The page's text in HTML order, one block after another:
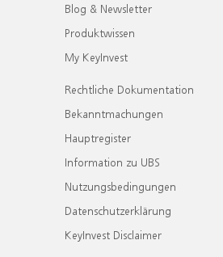
Blog & Newsletter
Produktwissen
My KeyInvest
Rechtliche Dokumentation
Bekanntmachungen
Hauptregister
Information zu UBS
Nutzungsbedingungen
Datenschutzerklärung
KeyInvest Disclaimer